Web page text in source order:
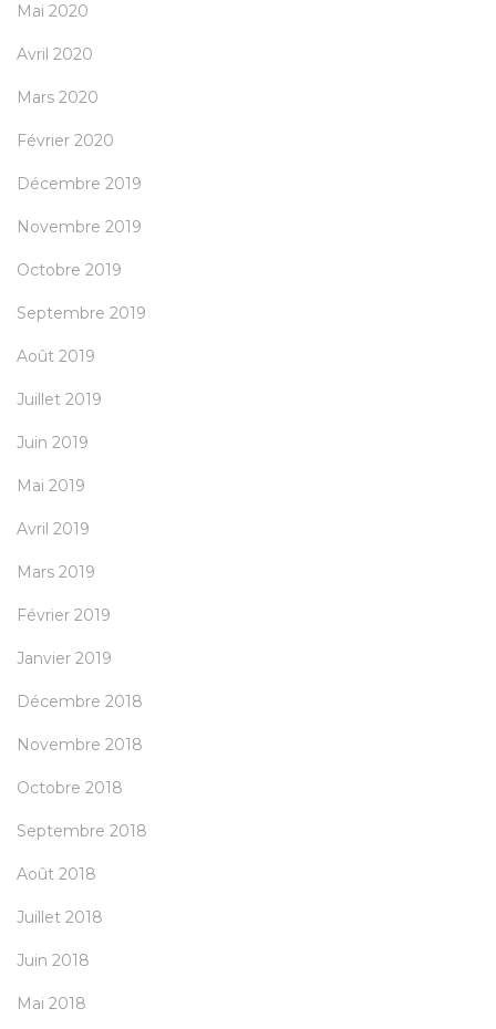
Mai 2020
Avril 2020
Mars 2020
Février 2020
Décembre 2019
Novembre 2019
Octobre 2019
Septembre 2019
Août 2019
Juillet 2019
Juin 2019
Mai 2019
Avril 2019
Mars 2019
Février 2019
Janvier 2019
Décembre 2018
Novembre 2018
Octobre 2018
Septembre 2018
Août 2018
Juillet 2018
Juin 2018
Mai 2018